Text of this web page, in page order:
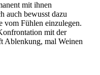
mit ihnen
auch bewusst dazu
vom Fühlen einzulegen.
mit der
Ablenkung, mal Weinen